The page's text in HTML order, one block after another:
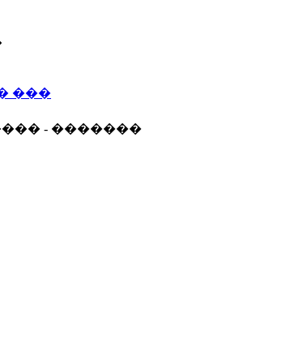
���
- �������